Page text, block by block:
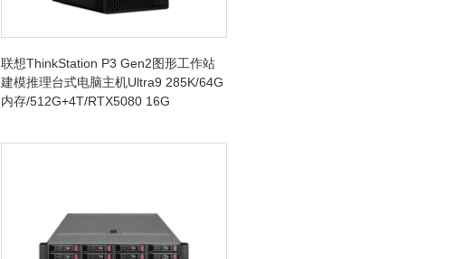
联想ThinkStation P3 Gen2图形工作站
建模推理台式电脑主机Ultra9 285K/64G
内存/512G+4T/RTX5080 16G